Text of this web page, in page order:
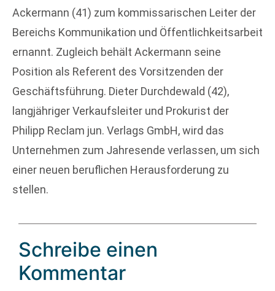
Ackermann (41) zum kommissarischen Leiter der
Bereichs Kommunikation und Öffentlichkeitsarbeit
ernannt. Zugleich behält Ackermann seine
Position als Referent des Vorsitzenden der
Geschäftsführung. Dieter Durchdewald (42),
langjähriger Verkaufsleiter und Prokurist der
Philipp Reclam jun. Verlags GmbH, wird das
Unternehmen zum Jahresende verlassen, um sich
einer neuen beruflichen Herausforderung zu
stellen.
Schreibe einen
Kommentar